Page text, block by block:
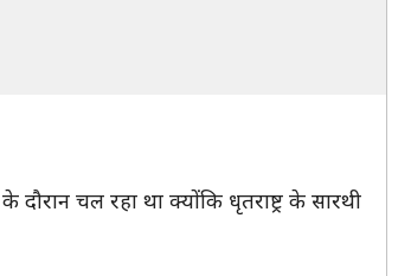
चल रहा था क्योंकि धृतराष्ट्र के सारथी